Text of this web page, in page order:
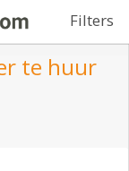
Filters
te huur